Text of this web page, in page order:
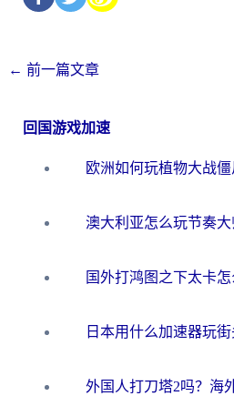
← 前一篇文章
回国游戏加速